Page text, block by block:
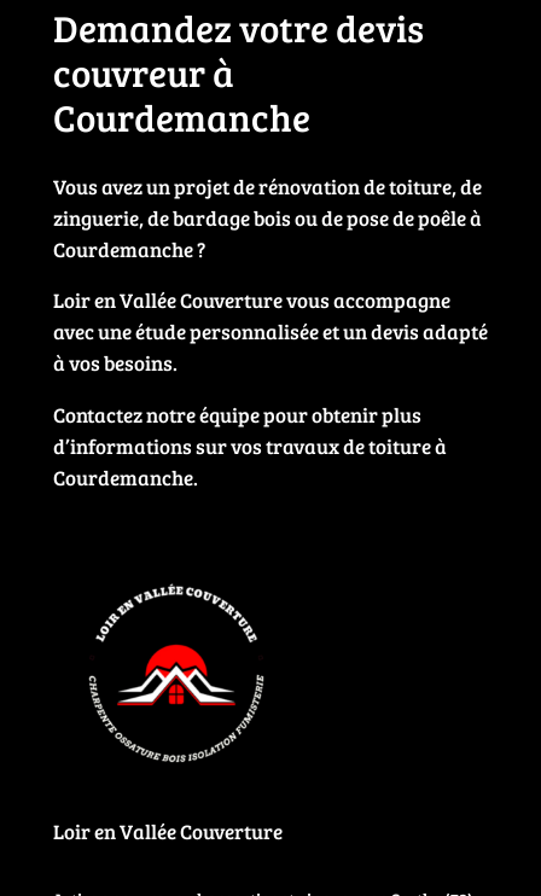
Demandez votre devis
couvreur à
Courdemanche
Vous avez un projet de rénovation de toiture, de
zinguerie, de bardage bois ou de pose de poêle à
Courdemanche ?
Loir en Vallée Couverture vous accompagne
avec une étude personnalisée et un devis adapté
à vos besoins.
Contactez notre équipe pour obtenir plus
d’informations sur vos travaux de toiture à
Courdemanche.
Loir en Vallée Couverture